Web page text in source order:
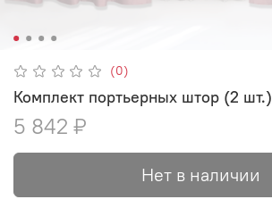
(0)
Комплект портьерных штор (2 шт.)
5 842 ₽
Нет в наличии